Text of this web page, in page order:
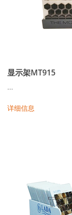
显示架MT915
...
详细信息